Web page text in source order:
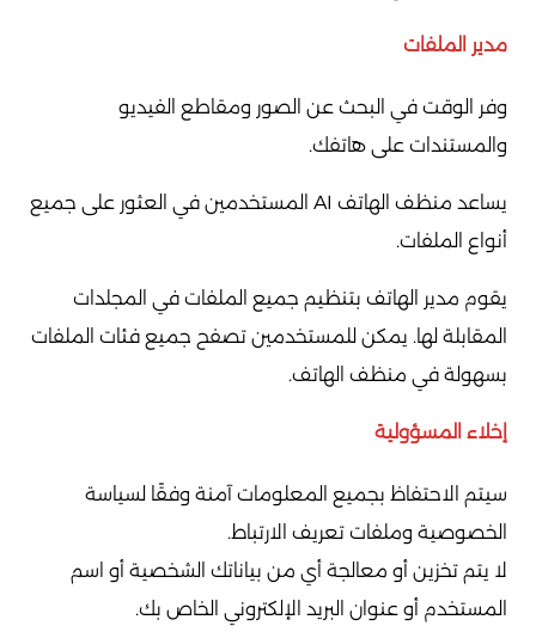
مدير الملفات
وفر الوقت في البحث عن الصور ومقاطع الفيديو
والمستندات على هاتفك.
يساعد منظف الهاتف AI المستخدمين في العثور على جميع
أنواع الملفات.
يقوم مدير الهاتف بتنظيم جميع الملفات في المجلدات
المقابلة لها. يمكن للمستخدمين تصفح جميع فئات الملفات
بسهولة في منظف الهاتف.
إخلاء المسؤولية
سيتم الاحتفاظ بجميع المعلومات آمنة وفقًا لسياسة
الخصوصية وملفات تعريف الارتباط.
لا يتم تخزين أو معالجة أي من بياناتك الشخصية أو اسم
المستخدم أو عنوان البريد الإلكتروني الخاص بك.